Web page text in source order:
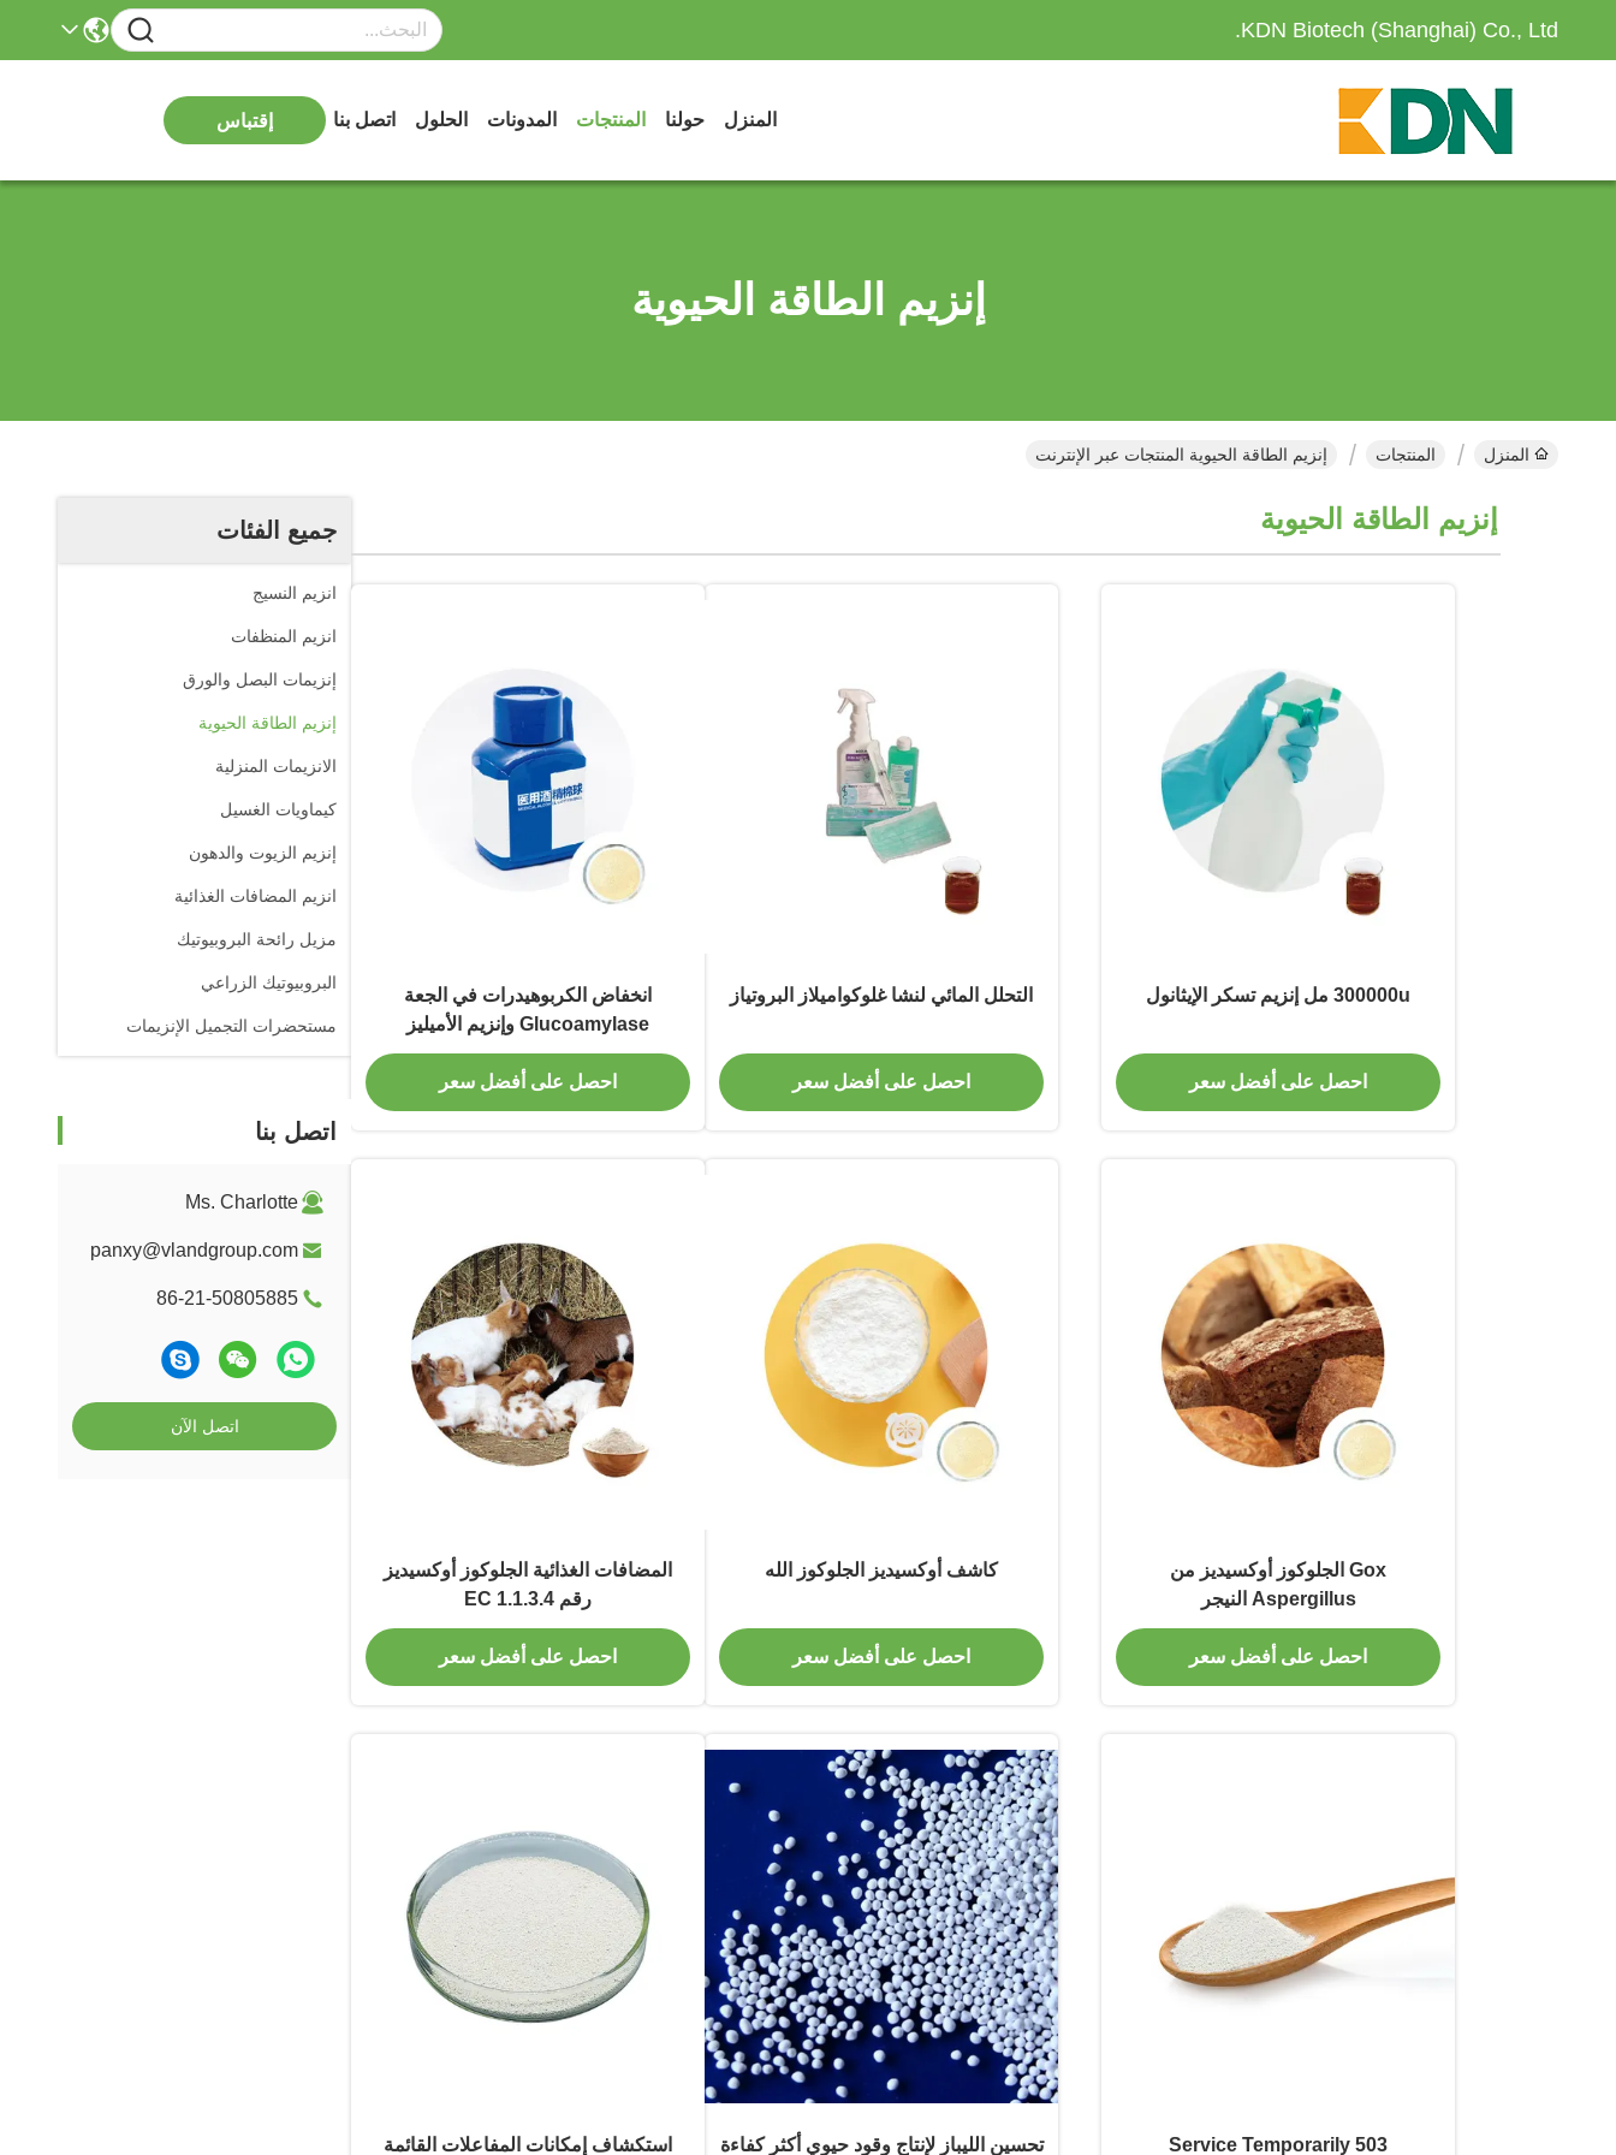
KDN Biotech (Shanghai) Co., Ltd.
المنزل حولنا المنتجات المدونات الحلول اتصل بنا إقتباس
إنزيم الطاقة الحيوية
المنزل المنتجات إنزيم الطاقة الحيوية المنتجات عبر الإنترنت
جميع الفئات
انزيم النسيج
انزيم المنظفات
إنزيمات البصل والورق
إنزيم الطاقة الحيوية
الانزيمات المنزلية
كيماويات الغسيل
إنزيم الزيوت والدهون
انزيم المضافات الغذائية
مزيل رائحة البروبيوتيك
البروبيوتيك الزراعي
مستحضرات التجميل الإنزيمات
اتصل بنا
Ms. Charlotte
panxy@vlandgroup.com
86-21-50805885
اتصل الآن
إنزيم الطاقة الحيوية
300000u مل إنزيم تسكر الإيثانول
احصل على أفضل سعر
التحلل المائي لنشا غلوكواميلاز البروتياز
احصل على أفضل سعر
انخفاض الكربوهيدرات في الجعة
Glucoamylase وإنزيم الأميليز
احصل على أفضل سعر
Gox الجلوكوز أوكسيديز من
Aspergillus النيجر
احصل على أفضل سعر
كاشف أوكسيديز الجلوكوز الله
احصل على أفضل سعر
المضافات الغذائية الجلوكوز أوكسيديز
رقم EC 1.1.3.4
احصل على أفضل سعر
503 Service Temporarily تحسين الليباز لإنتاج وقود حيوي أكثر كفاءة استكشاف إمكانات المفاعلات القائمة